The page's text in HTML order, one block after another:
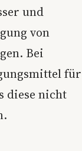
und
von
Bei
für
diese nicht